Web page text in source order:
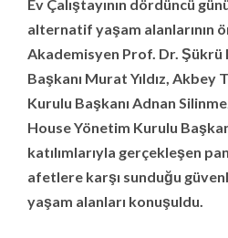
Ev Çalıştayının dördüncü
alternatif yaşam alanlarının
Akademisyen Prof. Dr. Şükrü
Başkanı Murat Yıldız, Akbey
Kurulu Başkanı Adnan
House Yönetim Kurulu
katılımlarıyla gerçekleşen
afetlere karşı sunduğu
yaşam alanları konuşuldu.